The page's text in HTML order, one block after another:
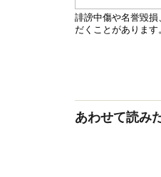
あわせて読み